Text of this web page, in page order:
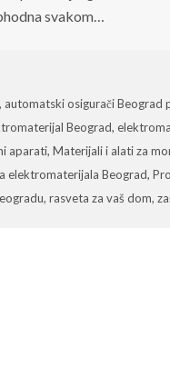
svakom…
, automatski osigurači Beograd
Beograd,
aparati,Materijali i alati za
elektromaterijala Beograd,
,rasveta za vaš dom,